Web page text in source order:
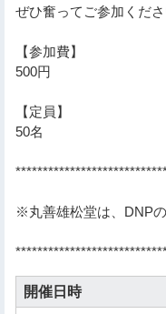
ぜひ奮ってご参加くださ
【参加費】
500円
【定員】
50名
※丸善雄松堂は、DNPの
開催日時